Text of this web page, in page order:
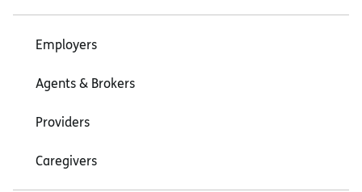
Employers
Agents & Brokers
Providers
Caregivers